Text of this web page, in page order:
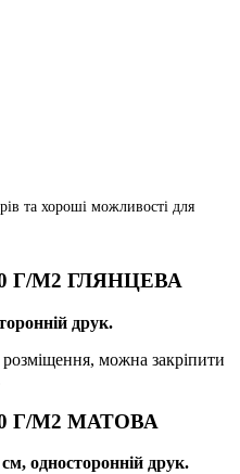
та хороші можливості для
Г/М2 ГЛЯНЦЕВА
друк.
розміщення, можна закріпити
Г/М2 МАТОВА
односторонній друк.